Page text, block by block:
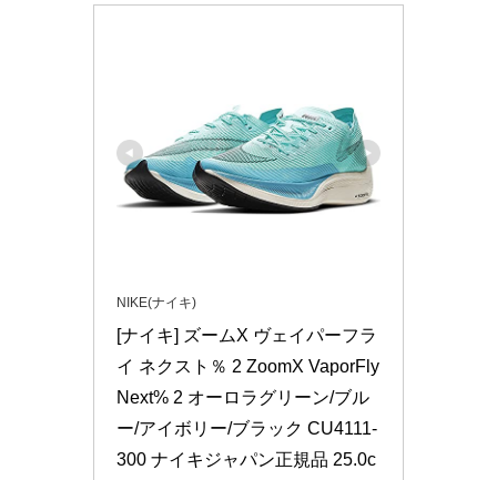
NIKE(ナイキ)
[ナイキ] ズームX ヴェイパーフラ
イ ネクスト％ 2 ZoomX VaporFly
Next% 2 オーロラグリーン/ブル
ー/アイボリー/ブラック CU4111-
300 ナイキジャパン正規品 25.0c